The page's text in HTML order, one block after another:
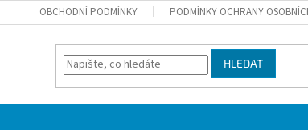
OBCHODNÍ PODMÍNKY PODMÍNKY OCHRANY
HLEDAT